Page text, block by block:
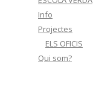
Info
Projectes
ELS OFICIS
Qui som?